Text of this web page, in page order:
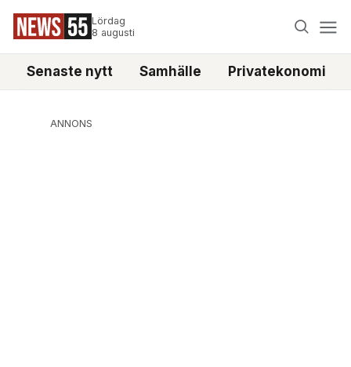
Lördag
8 augusti
Senaste nytt Samhälle Privatekonomi
ANNONS